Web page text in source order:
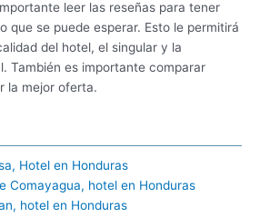
leer las reseñas para tener
que se puede esperar. Esto le permitirá
del hotel, el singular y la
También es importante comparar
la mejor oferta.
Hotel en Honduras
Comayagua, hotel en Honduras
hotel en Honduras